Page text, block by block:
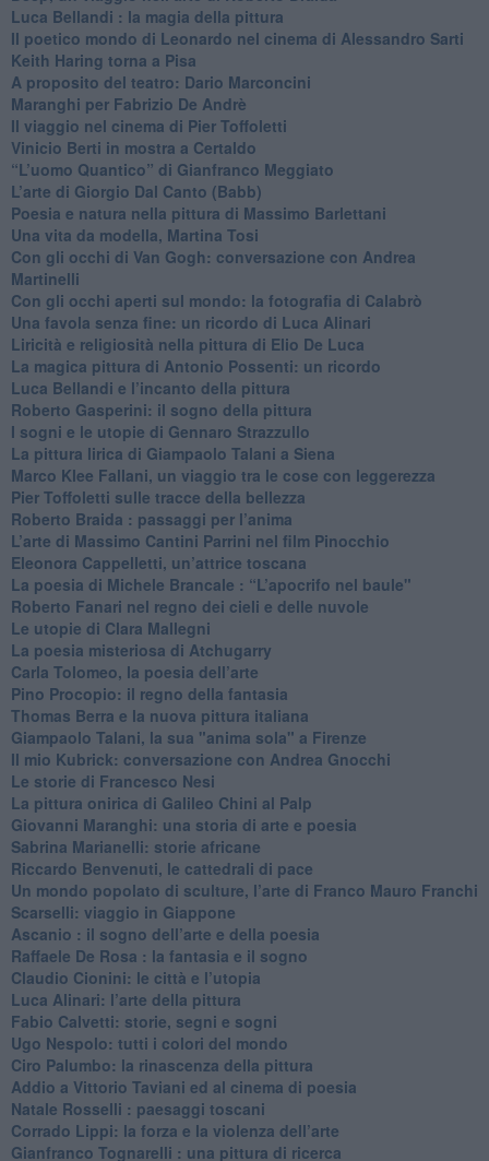
​Luca Bellandi : la magia della pittura
​Il poetico mondo di Leonardo nel cinema di Alessandro Sarti
​Keith Haring torna a Pisa
​A proposito del teatro: Dario Marconcini
Maranghi per Fabrizio De Andrè
​Il viaggio nel cinema di Pier Toffoletti
Vinicio Berti in mostra a Certaldo
“L’uomo Quantico” di Gianfranco Meggiato
​L’arte di Giorgio Dal Canto (Babb)
Poesia e natura nella pittura di Massimo Barlettani
Una vita da modella, Martina Tosi
​Con gli occhi di Van Gogh: conversazione con Andrea
Martinelli
​Con gli occhi aperti sul mondo: la fotografia di Calabrò
Una favola senza fine: un ricordo di Luca Alinari
Liricità e religiosità nella pittura di Elio De Luca
La magica pittura di Antonio Possenti: un ricordo
Luca Bellandi e l’incanto della pittura
​Roberto Gasperini: il sogno della pittura
I sogni e le utopie di Gennaro Strazzullo
La pittura lirica di Giampaolo Talani a Siena
​Marco Klee Fallani, un viaggio tra le cose con leggerezza
​Pier Toffoletti sulle tracce della bellezza
​Roberto Braida : passaggi per l’anima
​L’arte di Massimo Cantini Parrini nel film Pinocchio
Eleonora Cappelletti, un’attrice toscana
​La poesia di Michele Brancale : “L’apocrifo nel baule"
Roberto Fanari nel regno dei cieli e delle nuvole
Le utopie di Clara Mallegni
​La poesia misteriosa di Atchugarry
Carla Tolomeo, la poesia dell’arte
Pino Procopio: il regno della fantasia
Thomas Berra e la nuova pittura italiana
Giampaolo Talani, la sua "anima sola" a Firenze
Il mio Kubrick: conversazione con Andrea Gnocchi
Le storie di Francesco Nesi
​La pittura onirica di Galileo Chini al Palp
​Giovanni Maranghi: una storia di arte e poesia
Sabrina Marianelli: storie africane
​Riccardo Benvenuti, le cattedrali di pace
​Un mondo popolato di sculture, l’arte di Franco Mauro Franchi
​Scarselli: viaggio in Giappone
​Ascanio : il sogno dell’arte e della poesia
Raffaele De Rosa : la fantasia e il sogno
​Claudio Cionini: le città e l’utopia
Luca Alinari: l’arte della pittura
​Fabio Calvetti: storie, segni e sogni
Ugo Nespolo: tutti i colori del mondo
​Ciro Palumbo: la rinascenza della pittura
​Addio a Vittorio Taviani ed al cinema di poesia
​Natale Rosselli : paesaggi toscani
​Corrado Lippi: la forza e la violenza dell’arte
Gianfranco Tognarelli : una pittura di ricerca